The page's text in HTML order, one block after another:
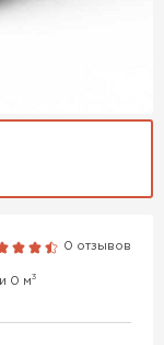
0 отзывов
0 м3